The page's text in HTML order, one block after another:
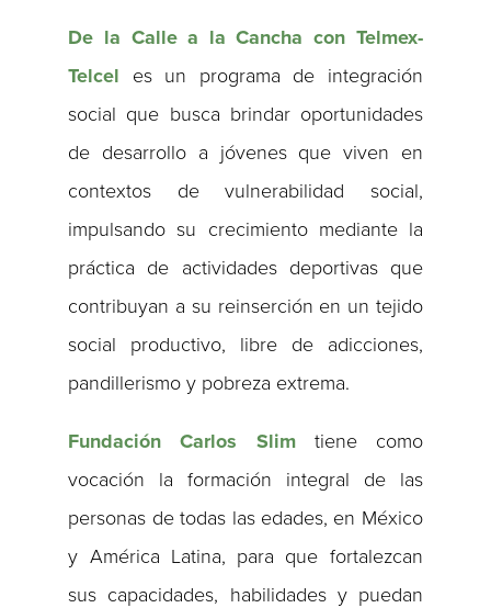
De la Calle a la Cancha con Telmex-
Telcel es un programa de integración
social que busca brindar oportunidades
de desarrollo a jóvenes que viven en
contextos de vulnerabilidad social,
impulsando su crecimiento mediante la
práctica de actividades deportivas que
contribuyan a su reinserción en un tejido
social productivo, libre de adicciones,
pandillerismo y pobreza extrema.
Fundación Carlos Slimtiene como
vocación la formación integral de las
personas de todas las edades, en México
y América Latina, para que fortalezcan
sus capacidades, habilidades y puedan